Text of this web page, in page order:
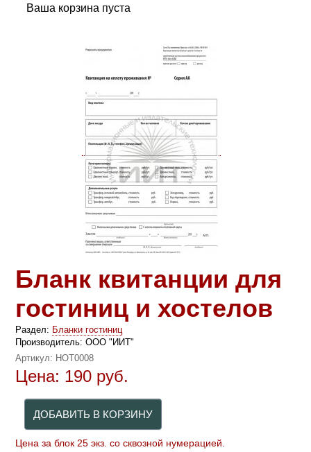
Ваша корзина пуста
Бланк квитанции для
гостиниц и хостелов
Раздел: Бланки гостиниц
Производитель:ООО "ИИТ"
Артикул: HOT0008
Цена: 190 руб.
Цена за блок 25 экз. со сквозной нумерацией.